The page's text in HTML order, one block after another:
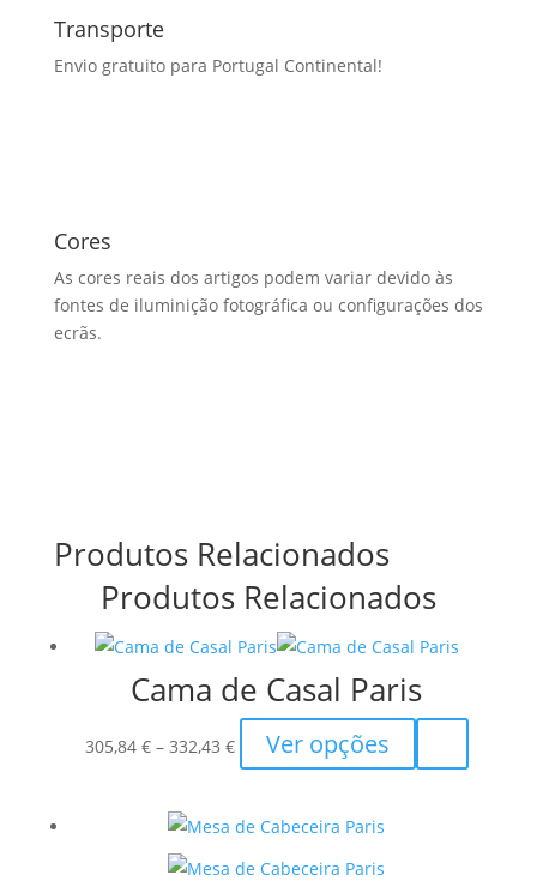
Transporte
Envio gratuito para Portugal Continental!
Cores
As cores reais dos artigos podem variar devido às
fontes de iluminição fotográfica ou configurações dos
ecrãs.
Produtos Relacionados
Produtos Relacionados
Cama de Casal Paris
305,84 € – 332,43 €Price
range:
through
332,43 €
Ver opções
product